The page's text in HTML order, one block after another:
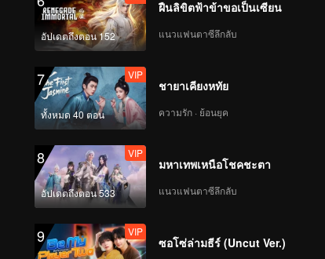
อัปเดตถึงตอน 152
ฝืนลิขิตฟ้าข้าขอเป็นเซียน
แนวแฟนตาซีลึกลับ
7
ทั้งหมด 40 ตอน
VIP
ชายาเคียงหทัย
ความรัก · ย้อนยุค
8
อัปเดตถึงตอน 533
VIP
มหาเทพเหนือโชคชะตา
แนวแฟนตาซีลึกลับ
9 VIP
ซอโซ่ล่ามธีร์ (Uncut Ver.)